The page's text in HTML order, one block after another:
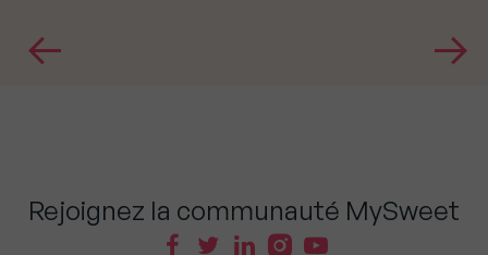
Rejoignez la communauté MySweet